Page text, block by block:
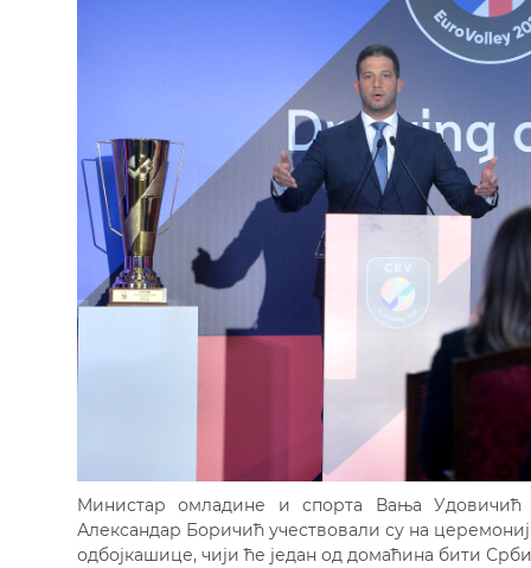
Mинистар омладине и спорта Вања Удовичић
Александар Боричић учествовали су на
одбојкашице, чији ће један од домаћина бити